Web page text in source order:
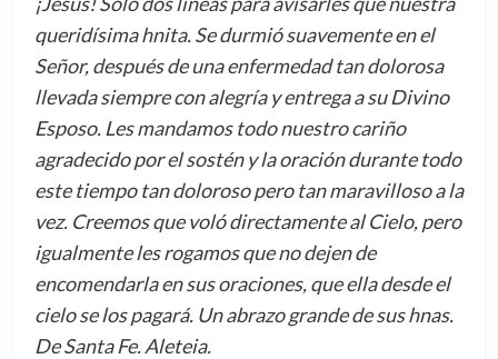
queridísima hnita. Se durmió suavemente en el
Señor, después de una enfermedad tan dolorosa
llevada siempre con alegría y entrega a su Divino
Esposo. Les mandamos todo nuestro cariño
agradecido por el sostén y la oración durante todo
este tiempo tan doloroso pero tan maravilloso a la
vez. Creemos que voló directamente al Cielo, pero
igualmente les rogamos que no dejen de
encomendarla en sus oraciones, que ella desde el
cielo se los pagará. Un abrazo grande de sus hnas.
De Santa Fe. Aleteia.